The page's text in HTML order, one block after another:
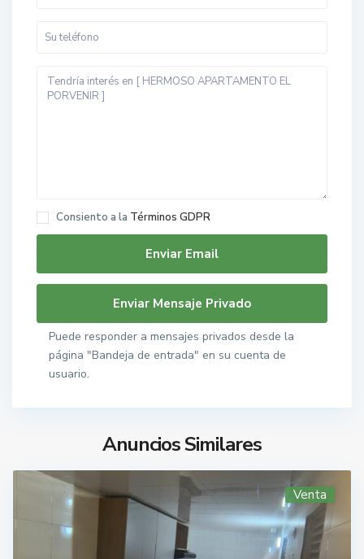
Consiento a la Términos GDPR
Puede responder a mensajes privados desde la
página "Bandeja de entrada" en su cuenta de
usuario.
Anuncios Similares
Venta